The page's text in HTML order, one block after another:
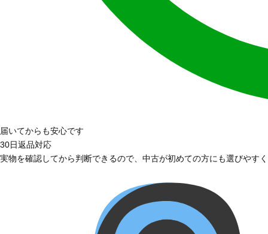
届いてからも安心です
30日返品対応
実物を確認してから判断できるので、中古が初めての方にも選びやす